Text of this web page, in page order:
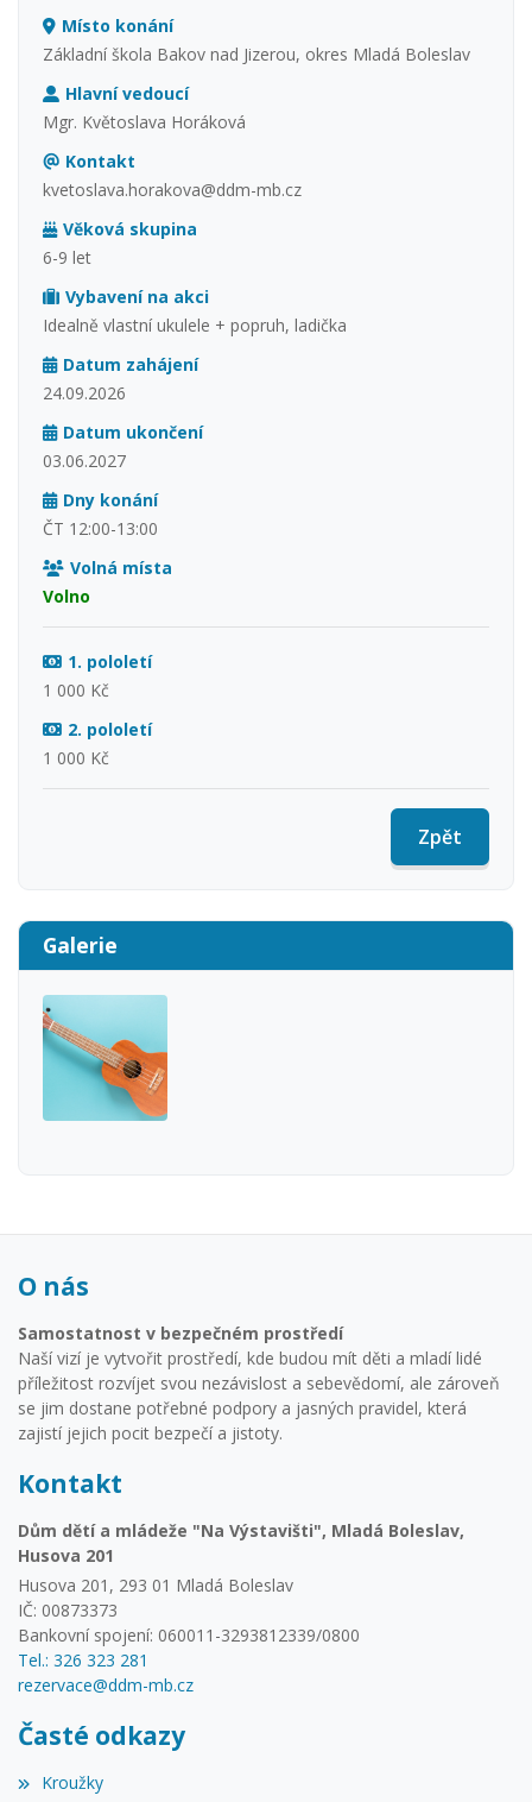
Místo konání
Základní škola Bakov nad Jizerou, okres Mladá Boleslav
Hlavní vedoucí
Mgr. Květoslava Horáková
Kontakt
kvetoslava.horakova@ddm-mb.cz
Věková skupina
6-9 let
Vybavení na akci
Idealně vlastní ukulele + popruh, ladička
Datum zahájení
24.09.2026
Datum ukončení
03.06.2027
Dny konání
ČT 12:00-13:00
Volná místa
Volno
1. pololetí
1 000 Kč
2. pololetí
1 000 Kč
Zpět
Galerie
O nás
Samostatnost v bezpečném prostředí
Naší vizí je vytvořit prostředí, kde budou mít děti a mladí lidé
příležitost rozvíjet svou nezávislost a sebevědomí, ale zároveň
se jim dostane potřebné podpory a jasných pravidel, která
zajistí jejich pocit bezpečí a jistoty.
Kontakt
Dům dětí a mládeže "Na Výstavišti", Mladá Boleslav,
Husova 201
Husova 201, 293 01 Mladá Boleslav
IČ: 00873373
Bankovní spojení: 060011-3293812339/0800
Tel.: 326 323 281
rezervace@ddm-mb.cz
Časté odkazy
Kroužky